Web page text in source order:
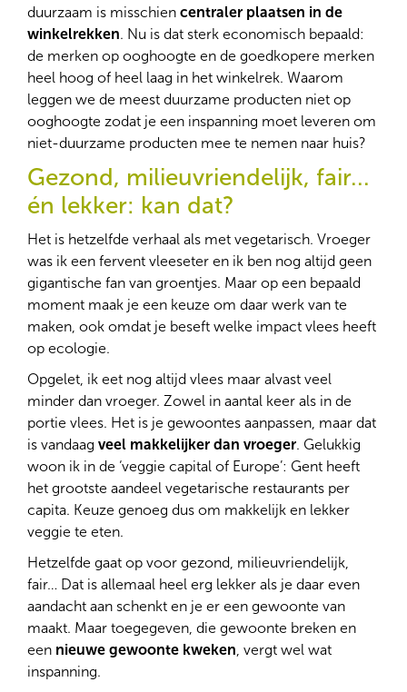
duurzaam is misschien centraler plaatsen in de
winkelrekken. Nu is dat sterk economisch bepaald:
de merken op ooghoogte en de goedkopere merken
heel hoog of heel laag in het winkelrek. Waarom
leggen we de meest duurzame producten niet op
ooghoogte zodat je een inspanning moet leveren om
niet-duurzame producten mee te nemen naar huis?
Gezond, milieuvriendelijk, fair...
én lekker: kan dat?
Het is hetzelfde verhaal als met vegetarisch. Vroeger
was ik een fervent vleeseter en ik ben nog altijd geen
gigantische fan van groentjes. Maar op een bepaald
moment maak je een keuze om daar werk van te
maken, ook omdat je beseft welke impact vlees heeft
op ecologie.
Opgelet, ik eet nog altijd vlees maar alvast veel
minder dan vroeger. Zowel in aantal keer als in de
portie vlees. Het is je gewoontes aanpassen, maar dat
is vandaag veel makkelijker dan vroeger. Gelukkig
woon ik in de ‘veggie capital of Europe’: Gent heeft
het grootste aandeel vegetarische restaurants per
capita. Keuze genoeg dus om makkelijk en lekker
veggie te eten.
Hetzelfde gaat op voor gezond, milieuvriendelijk,
fair… Dat is allemaal heel erg lekker als je daar even
aandacht aan schenkt en je er een gewoonte van
maakt. Maar toegegeven, die gewoonte breken en
een nieuwe gewoonte kweken , vergt wel wat
inspanning.